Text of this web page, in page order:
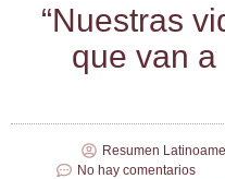
“Nues­tras
que van a
Resumen
No hay comentarios